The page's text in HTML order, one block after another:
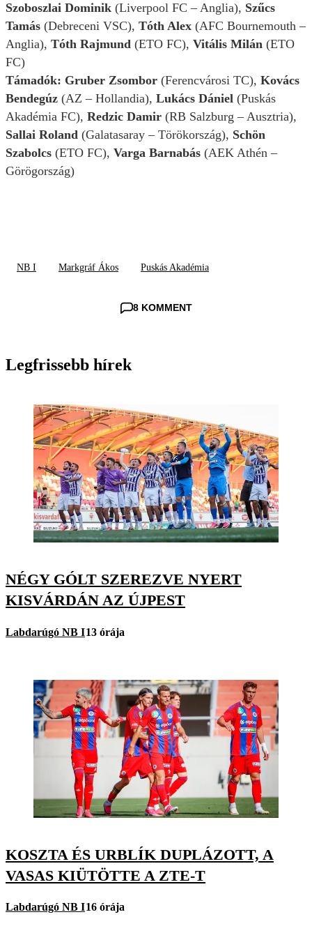
Szoboszlai Dominik (Liverpool FC – Anglia), Szűcs
Tamás (Debreceni VSC), Tóth Alex (AFC Bournemouth –
Anglia), Tóth Rajmund (ETO FC), Vitális Milán (ETO
FC)
Támadók: Gruber Zsombor (Ferencvárosi TC), Kovács
Bendegúz (AZ – Hollandia), Lukács Dániel (Puskás
Akadémia FC), Redzic Damir (RB Salzburg – Ausztria),
Sallai Roland (Galatasaray – Törökország), Schön
Szabolcs (ETO FC), Varga Barnabás (AEK Athén –
Görögország)
NB I Markgráf Ákos Puskás Akadémia
8 KOMMENT
Legfrissebb hírek
NÉGY GÓLT SZEREZVE NYERT
KISVÁRDÁN AZ ÚJPEST
Labdarúgó NB I13 órája
KOSZTA ÉS URBLÍK DUPLÁZOTT, A
VASAS KIÜTÖTTE A ZTE-T
Labdarúgó NB I16 órája